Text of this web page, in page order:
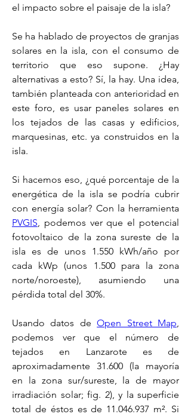
el impacto sobre el paisaje de la isla?
Se ha hablado de proyectos de granjas
solares en la isla, con el consumo de
territorio que eso supone. ¿Hay
alternativas a esto? Sí, la hay. Una idea,
también planteada con anterioridad en
este foro, es usar paneles solares en
los tejados de las casas y edificios,
marquesinas, etc. ya construidos en la
isla.
Si hacemos eso, ¿qué porcentaje de la
energética de la isla se podría cubrir
PVGIS, podemos ver que el potencial
fotovoltaico de la zona sureste de la
isla es de unos 1.550 kWh/año por
cada kWp (unos 1.500 para la zona
norte/noroeste), asumiendo una
pérdida total del 30%.
Usando datos de Open Street Map,
podemos ver que el número de
tejados en Lanzarote es de
aproximadamente 31.600 (la mayoría
en la zona sur/sureste, la de mayor
irradiación solar; fig. 2), y la superficie
total de éstos es de 11.046.937 m². Si